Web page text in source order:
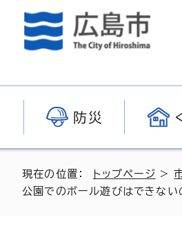
防災
現在の位置： トップページ >
公園でのボール遊びはできない